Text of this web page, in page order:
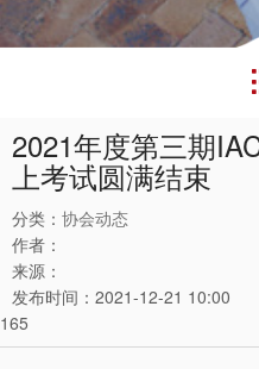
2021年度第三期
上考试圆满结束
分类： 协会动态
作者：
来源：
发布时间： 2021-12-21 10:00
165